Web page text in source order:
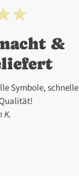
&
Symbole, schnelle
K.